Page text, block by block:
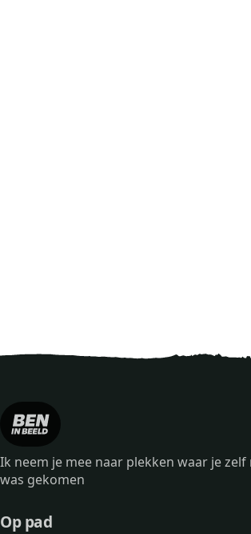
Ik neem je mee naar plekken waar je
was gekomen
Op pad